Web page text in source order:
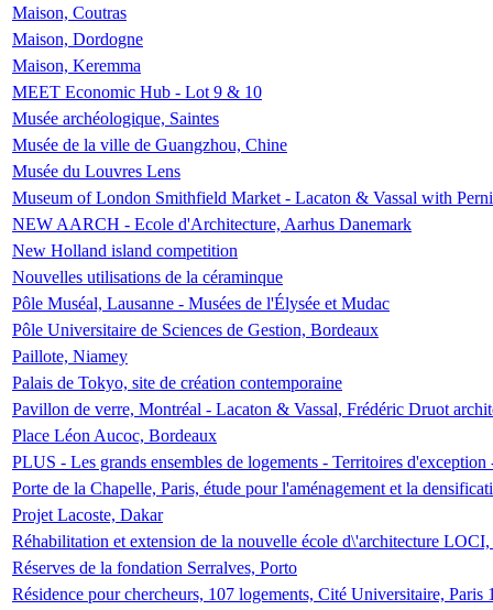
Maison, Coutras
Maison, Dordogne
Maison, Keremma
MEET Economic Hub - Lot 9 & 10
Musée archéologique, Saintes
Musée de la ville de Guangzhou, Chine
Musée du Louvres Lens
Museum of London Smithfield Market - Lacaton & Vassal with
NEW AARCH - Ecole d'Architecture, Aarhus Danemark
New Holland island competition
Nouvelles utilisations de la céraminque
Pôle Muséal, Lausanne - Musées de l'Élysée et Mudac
Pôle Universitaire de Sciences de Gestion, Bordeaux
Paillote, Niamey
Palais de Tokyo, site de création contemporaine
Pavillon de verre, Montréal - Lacaton & Vassal, Frédéric Druot
Place Léon Aucoc, Bordeaux
PLUS - Les grands ensembles de logements - Territoires
Porte de la Chapelle, Paris, étude pour l'aménagement et la
Projet Lacoste, Dakar
Réhabilitation et extension de la nouvelle école d\'architecture
Réserves de la fondation Serralves, Porto
Résidence pour chercheurs, 107 logements, Cité Universitaire, Paris